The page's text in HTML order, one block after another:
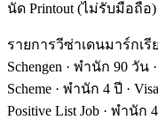
นัด Printout (ไม่รับมือถือ)
รายการวีซ่าเดนมาร์กเ
Schengen · พำนัก 90 วัน
Scheme · พำนัก 4 ปี ·
Positive List Job · พำนัก